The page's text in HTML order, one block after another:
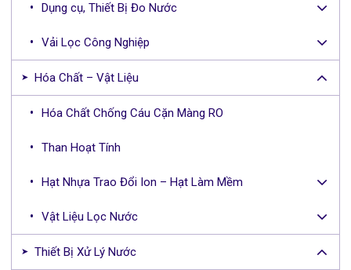
Dụng cụ, Thiết Bị Đo Nước
Vải Lọc Công Nghiệp
Hóa Chất – Vật Liệu
Hóa Chất Chống Cáu Cặn Màng RO
Than Hoạt Tính
Hạt Nhựa Trao Đổi Ion – Hạt Làm Mềm
Vật Liệu Lọc Nước
Thiết Bị Xử Lý Nước